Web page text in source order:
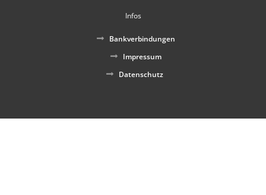
Infos
Bankverbindungen
Impressum
Datenschutz